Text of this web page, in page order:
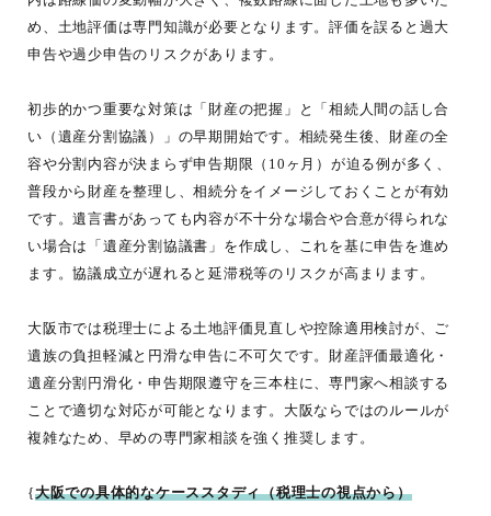
め、土地評価は専門知識が必要となります。評価を誤ると過大
申告や過少申告のリスクがあります。
初歩的かつ重要な対策は「財産の把握」と「相続人間の話し合
い（遺産分割協議）」の早期開始です。相続発生後、財産の全
容や分割内容が決まらず申告期限（10ヶ月）が迫る例が多く、
普段から財産を整理し、相続分をイメージしておくことが有効
です。遺言書があっても内容が不十分な場合や合意が得られな
い場合は「遺産分割協議書」を作成し、これを基に申告を進め
ます。協議成立が遅れると延滞税等のリスクが高まります。
大阪市では税理士による土地評価見直しや控除適用検討が、ご
遺族の負担軽減と円滑な申告に不可欠です。財産評価最適化・
遺産分割円滑化・申告期限遵守を三本柱に、専門家へ相談する
ことで適切な対応が可能となります。大阪ならではのルールが
複雑なため、早めの専門家相談を強く推奨します。
{大阪での具体的なケーススタディ（税理士の視点から）